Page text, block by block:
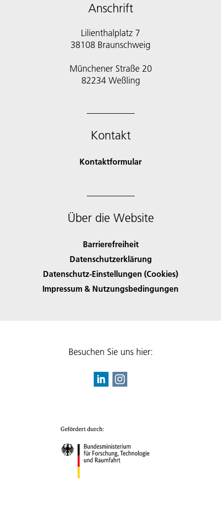
Anschrift
Lilienthalplatz 7
38108 Braunschweig
Münchener Straße 20
82234 Weßling
Kontakt
Kontaktformular
Über die Website
Barrierefreiheit
Datenschutzerklärung
Datenschutz-Einstellungen (Cookies)
Impressum & Nutzungsbedingungen
Besuchen Sie uns hier: